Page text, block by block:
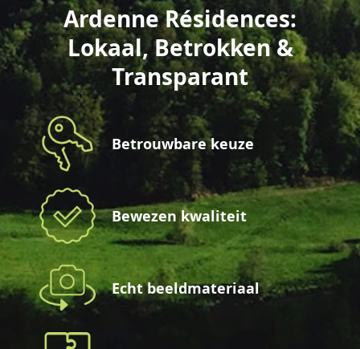
Ardenne Résidences:
Lokaal, Betrokken &
Transparant
Betrouwbare keuze
Bewezen kwaliteit
Echt beeldmateriaal